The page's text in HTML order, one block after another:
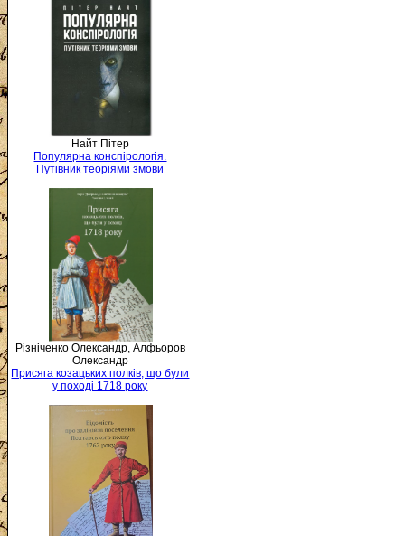
Найт Пітер
Популярна конспірологія.
Путівник теоріями змови
Різніченко Олександр, Алфьоров
Олександр
Присяга козацьких полків, що були
у поході 1718 року